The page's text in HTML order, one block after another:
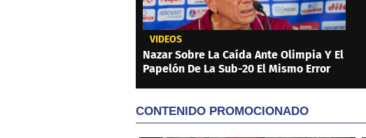
VIDEOS
Nazar Sobre La Caída Ante Olimpia Y El
Papelón De La Sub-20 El Mismo Error